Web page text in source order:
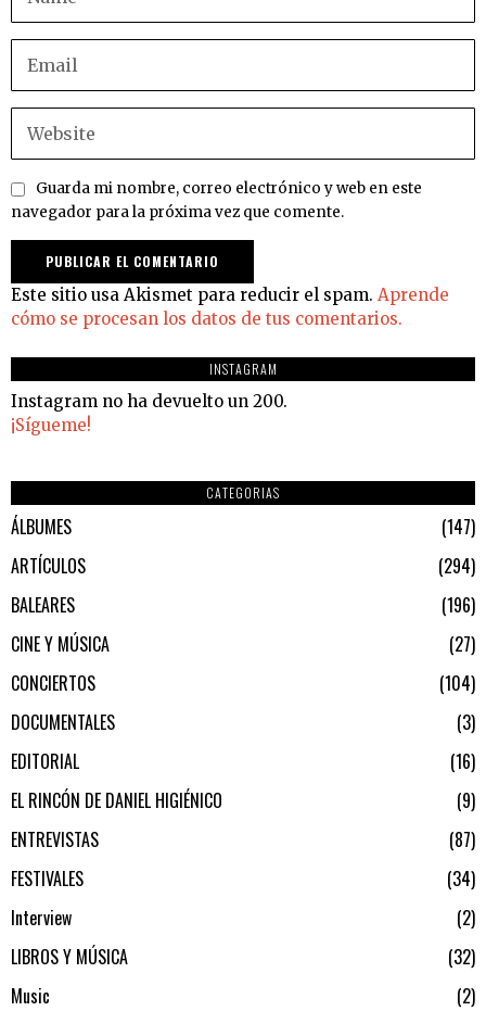
Guarda mi nombre, correo electrónico y web en este
navegador para la próxima vez que comente.
Este sitio usa Akismet para reducir el spam. Aprende
cómo se procesan los datos de tus comentarios.
INSTAGRAM
Instagram no ha devuelto un 200.
¡Sígueme!
CATEGORIAS
ÁLBUMES
147
ARTÍCULOS
294
BALEARES
196
CINE Y MÚSICA
27
CONCIERTOS
104
DOCUMENTALES
3
EDITORIAL
16
EL RINCÓN DE DANIEL HIGIÉNICO
9
ENTREVISTAS
87
FESTIVALES
34
Interview
2
LIBROS Y MÚSICA
32
Music
2